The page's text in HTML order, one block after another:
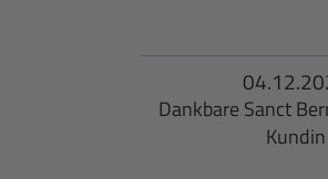
Dankbare Sanct
Kundin